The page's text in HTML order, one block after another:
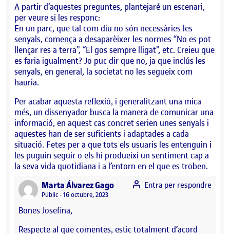
A partir d’aquestes preguntes, plantejaré un escenari,
per veure si les responc:
En un parc, que tal com diu no són necessàries les
senyals, comença a desaparèixer les normes “No es pot
llençar res a terra”, “El gos sempre lligat”, etc. Creieu que
es faria igualment? Jo puc dir que no, ja que inclús les
senyals, en general, la societat no les segueix com
hauria.
Per acabar aquesta reflexió, i generalitzant una mica
més, un dissenyador busca la manera de comunicar una
informació, en aquest cas concret serien unes senyals i
aquestes han de ser suficients i adaptades a cada
situació. Fetes per a que tots els usuaris les entenguin i
les puguin seguir o els hi produeixi un sentiment cap a
la seva vida quotidiana i a l’entorn en el que es troben.
Marta Álvarez Gagosays:
Visibilitat:
Públic 16 octubre, 2023
Bones Josefina,
Respecte al que comentes, estic totalment d’acord
Entra per respondre